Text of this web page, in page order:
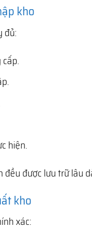
kho
đủ:
hiện.
đều được lưu trữ lâu
kho
xác: